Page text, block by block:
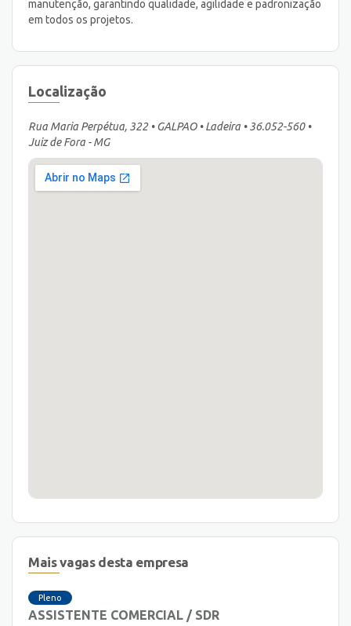
manutenção, garantindo qualidade, agilidade e padronização
em todos os projetos.
Localização
Rua Maria Perpétua, 322 • GALPAO • Ladeira • 36.052-560 •
Juiz de Fora - MG
Mais vagas desta empresa
Pleno
ASSISTENTE COMERCIAL / SDR